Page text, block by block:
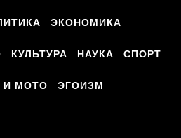
ЭКОНОМИКА
КУЛЬТУРА НАУКА СПОРТ
И МОТО ЭГОИЗМ